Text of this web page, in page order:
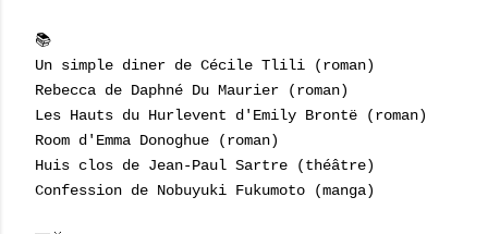
📚
Un simple diner de Cécile Tlili (roman)
Rebecca de Daphné Du Maurier (roman)
Les Hauts du Hurlevent d'Emily Brontë (roman)
Room d'Emma Donoghue (roman)
Huis clos de Jean-Paul Sartre (théâtre)
Confession de Nobuyuki Fukumoto (manga)